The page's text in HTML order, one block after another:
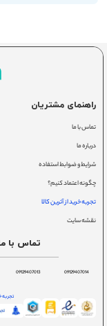
راهنمای مشتریان
تماس با ما
درباره ما
شرایط و ضوابط استفاده
چگونه اعتماد کنیم؟
تجربه خرید از آترین کالا
نقشه سایت
تماس با ما
09129407014
09129407013
تجربه